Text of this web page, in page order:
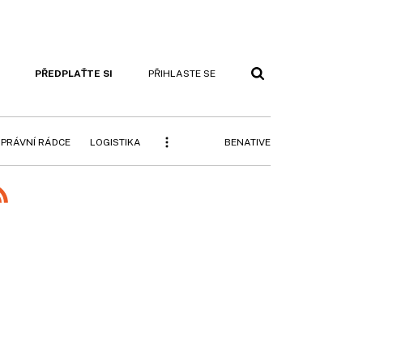
PŘEDPLAŤTE SI PŘIHLASTE SE
PRÁVNÍ RÁDCE LOGISTIKA BENATIVE